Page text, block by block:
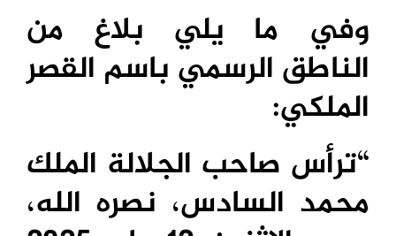
وفي ما يلي بلاغ من
الناطق الرسمي باسم القصر
الملكي:
“ترأس صاحب الجلالة الملك
محمد السادس، نصره الله،